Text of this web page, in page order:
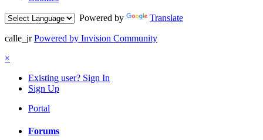
Powered by
Translate
calle_jr Powered by Invision Community
×
Existing user? Sign In
Sign Up
Portal
Forums